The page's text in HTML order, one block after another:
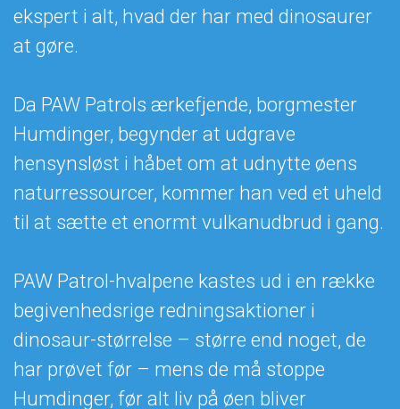
ekspert i alt, hvad der har med dinosaurer
at gøre.
Da PAW Patrols ærkefjende, borgmester
Humdinger, begynder at udgrave
hensynsløst i håbet om at udnytte øens
naturressourcer, kommer han ved et uheld
til at sætte et enormt vulkanudbrud i gang.
PAW Patrol-hvalpene kastes ud i en række
begivenhedsrige redningsaktioner i
dinosaur-størrelse – større end noget, de
har prøvet før – mens de må stoppe
Humdinger, før alt liv på øen bliver